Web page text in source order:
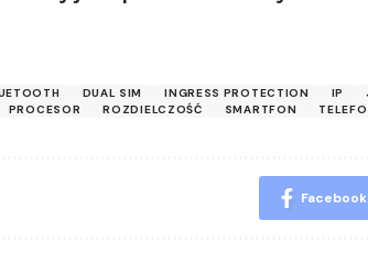
DUAL SIM INGRESS PROTECTION IP
PROCESOR ROZDIELCZOŚĆ SMARTFON
Facebook